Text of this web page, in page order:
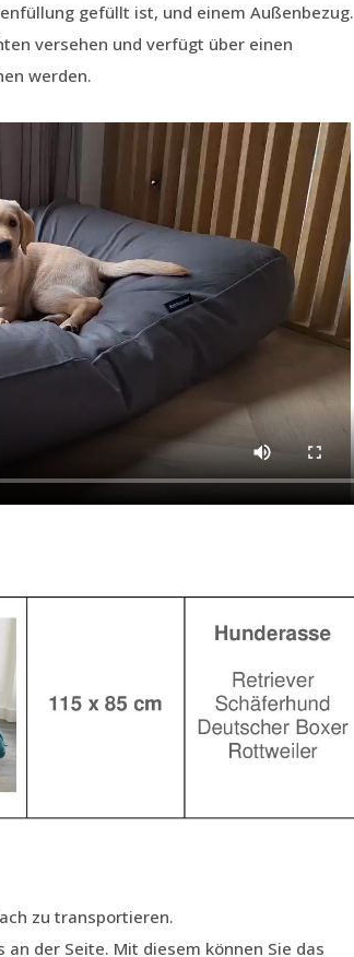
gefüllt ist, und einem Außenbezug.
versehen und verfügt über einen
werden.
zu transportieren.
der Seite. Mit diesem können Sie das